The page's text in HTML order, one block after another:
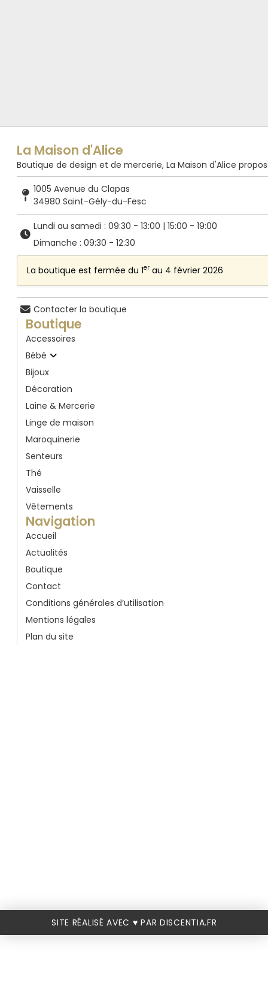
La Maison d'Alice
Boutique de design et de mercerie, La Maison d'Alice
1005 Avenue du Clapas
34980 Saint-Gély-du-Fesc
Lundi au samedi : 09:30 - 13:00 | 15:00 - 19:00
Dimanche : 09:30 - 12:30
La boutique est fermée du 1er au 4 février 2026
Contacter la boutique
Boutique
Accessoires
Bébé
Bijoux
Décoration
Laine & Mercerie
Linge de maison
Maroquinerie
Senteurs
Thé
Vaisselle
Vêtements
Navigation
Accueil
Actualités
Boutique
Contact
Conditions générales d’utilisation
Mentions légales
Plan du site
SITE RÉALISÉ AVEC ♥️ PAR DISCENTIA.FR